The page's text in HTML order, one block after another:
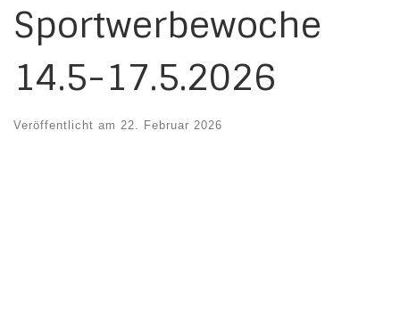
Sportwerbewoche
14.5-17.5.2026
Veröffentlicht am 22. Februar 2026